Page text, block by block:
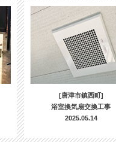
[唐津市鎮西町]
浴室換気扇交換工事
2025.05.14